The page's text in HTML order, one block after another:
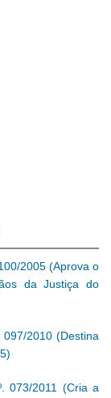
2005 (Aprova o
da Justiça do
097/2010 (Destina
073/2011 (Cria a